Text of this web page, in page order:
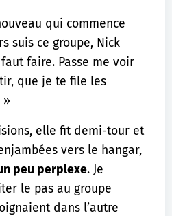
qui commence
suis ce groupe, Nick
faire. Passe me voir
que je te file les
»
elle fit demi-tour et
vers le hangar,
peu perplexe. Je
le pas au groupe
dans l’autre